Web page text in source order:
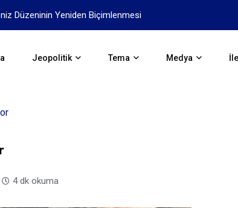
Düzeninin Yeniden Biçimlenmesi
Jeopolitik Tema Medya
4 dk okuma